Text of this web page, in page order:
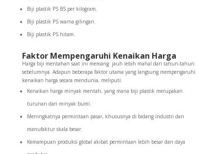
Biji plastik PS BS per kilogram.
Biji plastik PS warna gilingan.
Biji plastik PS hitam.
Faktor Mempengaruhi Kenaikan Harga
Harga biji mentahan saat ini memang jauh lebih mahal dari tahun-tahun
sebelumnya. Adapun beberapa faktor utama yang langsung mempengaruhi
kenaikan harga secara mendunia, meliputi:
Kenaikan harga minyak mentah, yang mana biji plastik merupakan
turunan dari minyak bumi.
Meningkatnya permintaan pasar, khususnya di bidang industri dan
manufaktur skala besar.
Kemampuan produksi global akibat permintaan lebih besar dari daya